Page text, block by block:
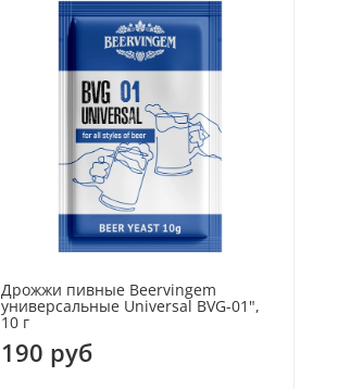
Дрожжи пивные Beervingem
универсальные Universal BVG-01",
10 г
190 руб